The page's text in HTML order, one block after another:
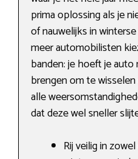
prima oplossing als je
of nauwelijks in
meer automobilisten
banden: je hoeft je auto
brengen om te
alle
dat deze wel sneller
Rij veilig in